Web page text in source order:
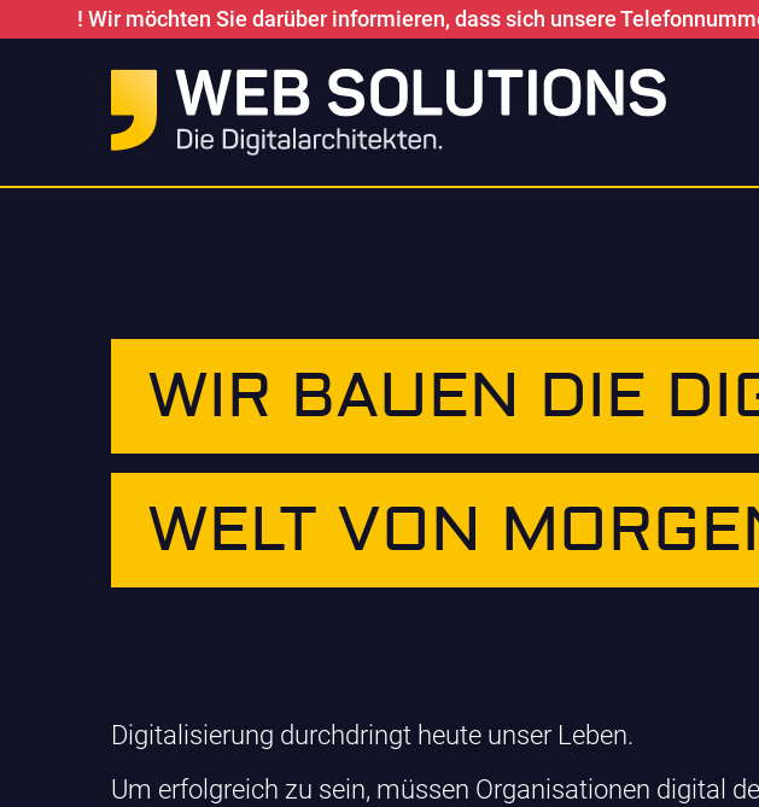
! Wir möchten Sie darüber informieren, dass sich unsere
WIR BAUEN DIE
WELT VON
Digitalisierung durchdringt heute unser Leben.
Um erfolgreich zu sein, müssen Organisationen digital